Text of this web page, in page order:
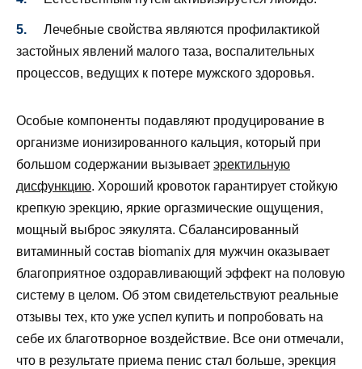
Лечебные свойства являются профилактикой
застойных явлений малого таза, воспалительных
процессов, ведущих к потере мужского здоровья.
Особые компоненты подавляют продуцирование в
организме ионизированного кальция, который при
большом содержании вызывает эректильную
дисфункцию. Хороший кровоток гарантирует стойкую
крепкую эрекцию, яркие оргазмические ощущения,
мощный выброс эякулята. Сбалансированный
витаминный состав biomanix для мужчин оказывает
благоприятное оздоравливающий эффект на половую
систему в целом. Об этом свидетельствуют реальные
отзывы тех, кто уже успел купить и попробовать на
себе их благотворное воздействие. Все они отмечали,
что в результате приема пенис стал больше, эрекция